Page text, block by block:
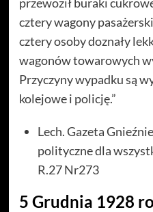
cztery wagony
cztery osoby doznały
wagonów towarowych
Przyczyny wypadku są
kolejowe i policję.”
Lech. Gazeta
polityczne dla
R.27 Nr273
5 Grudnia 1928